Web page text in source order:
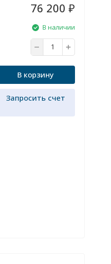
76 200 ₽
В наличии
В корзину
Запросить счет